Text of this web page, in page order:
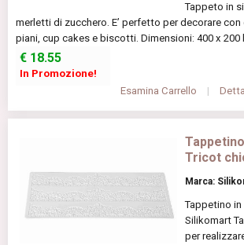
Tappeto in
merletti di zucchero. E’ perfetto per decorare
piani, cup cakes e biscotti. Dimensioni: 400 x 200
€ 18.55
In Promozione!
Esamina Carrello
|
Tricot
Marca:
Tappetino
Silikomart
per